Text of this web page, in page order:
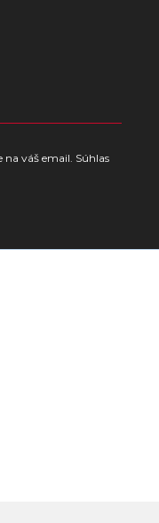
váš email. Súhlas